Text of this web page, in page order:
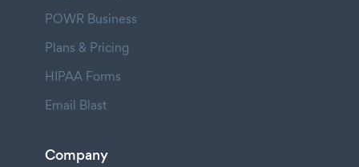
POWR Business
Plans & Pricing
HIPAA Forms
Email Blast
Company